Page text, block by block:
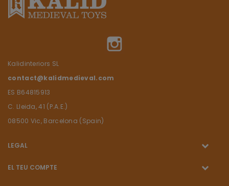
Kalidinteriors SL
contact@kalidmedieval.com
ES B64815913
C. Lleida, 41 (P.A.E.)
08500 Vic, Barcelona (Spain)
LEGAL
EL TEU COMPTE